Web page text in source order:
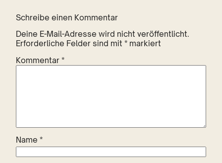
Schreibe einen Kommentar
Deine E-Mail-Adresse wird nicht veröffentlicht.
Erforderliche Felder sind mit * markiert
Kommentar *
Name *